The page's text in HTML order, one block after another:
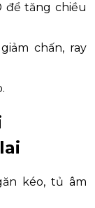
để tăng chiều
chấn, ray
kéo, tủ âm